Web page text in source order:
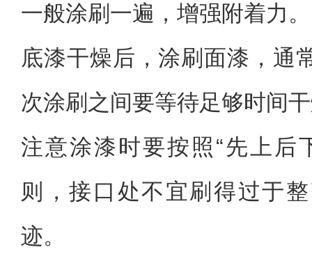
一般涂刷一遍，增强附着力。
底漆干燥后，涂刷面漆，通
次涂刷之间要等待足够时间
注意涂漆时要按照“先上后
则，接口处不宜刷得过于
迹。